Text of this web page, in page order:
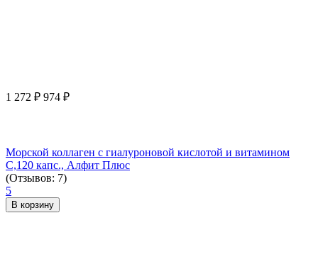
1 272 ₽ 974 ₽
Морской коллаген с гиалуроновой кислотой и витамином
С,120 капс., Алфит Плюс
(Отзывов: 7)
5
В корзину